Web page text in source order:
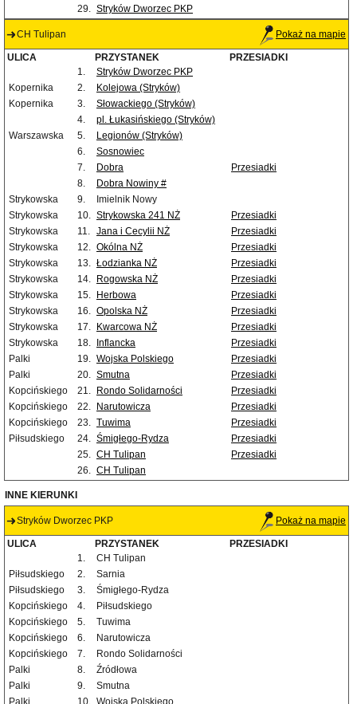
29. Stryków Dworzec PKP
CH Tulipan Pokaż na mapie
ULICA PRZYSTANEK
PRZESIADKI
1.
Stryków Dworzec PKP
Kopernika
2.
Kolejowa (Stryków)
Kopernika
3.
Słowackiego (Stryków)
4.
pl. Łukasińskiego (Stryków)
Warszawska
5.
Legionów (Stryków)
6.
Sosnowiec
7.
Dobra
Przesiadki
8.
Dobra Nowiny #
Strykowska
9.
Imielnik Nowy
Strykowska
10. Strykowska 241 NŻ
Przesiadki
Strykowska
11. Jana i Cecylii NŻ
Przesiadki
Strykowska
12. Okólna NŻ
Przesiadki
Strykowska
13. Łodzianka NŻ
Przesiadki
Strykowska
14. Rogowska NŻ
Przesiadki
Strykowska
15. Herbowa
Przesiadki
Strykowska
16. Opolska NŻ
Przesiadki
Strykowska
17. Kwarcowa NŻ
Przesiadki
Strykowska
18. Inflancka
Przesiadki
Palki
19. Wojska Polskiego
Przesiadki
Palki
20. Smutna
Przesiadki
Kopcińskiego
21. Rondo Solidarności
Przesiadki
Kopcińskiego
22. Narutowicza
Przesiadki
Kopcińskiego
23. Tuwima
Przesiadki
Piłsudskiego
24. Śmigłego-Rydza
Przesiadki
25. CH Tulipan
Przesiadki
26. CH Tulipan
INNE KIERUNKI
Stryków Dworzec PKP Pokaż na mapie
ULICA PRZYSTANEK
PRZESIADKI
1.
CH Tulipan
Piłsudskiego
2.
Sarnia
Piłsudskiego
3.
Śmigłego-Rydza
Kopcińskiego
4.
Piłsudskiego
Kopcińskiego
5.
Tuwima
Kopcińskiego
6.
Narutowicza
Kopcińskiego
7.
Rondo Solidarności
Palki
8.
Źródłowa
Palki
9.
Smutna
Palki
10. Wojska Polskiego